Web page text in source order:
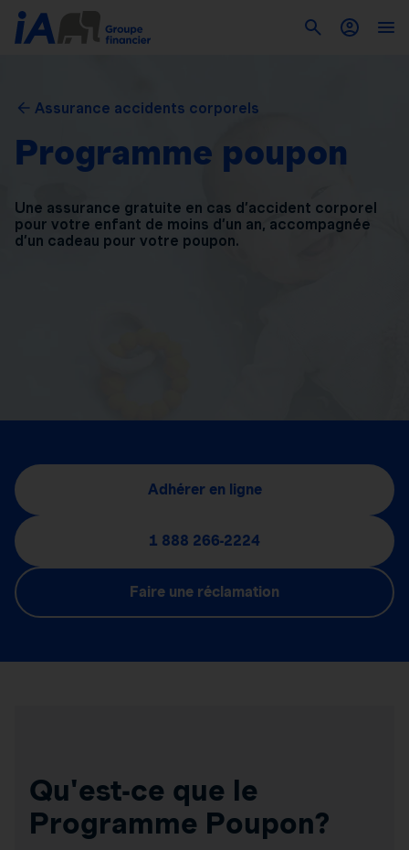
Assurance accidents corporels
Programme poupon
Une assurance gratuite en cas d’accident corporel
pour votre enfant de moins d’un an, accompagnée
d’un cadeau pour votre poupon.
Adhérer en ligne
1 888 266-2224
Faire une réclamation
Qu'est-ce que le
Programme Poupon?